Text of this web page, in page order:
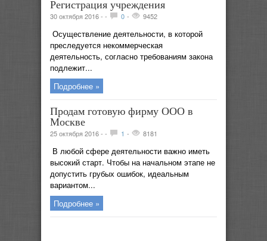
Регистрация учреждения
30 октября 2016 - - 0 - 9452
Осуществление деятельности, в которой
преследуется некоммерческая
деятельность, согласно требованиям закона
подлежит...
Подробнее »
Продам готовую фирму ООО в
Москве
25 октября 2016 - - 1 - 8181
В любой сфере деятельности важно иметь
высокий старт. Чтобы на начальном этапе не
допустить грубых ошибок, идеальным
вариантом...
Подробнее »